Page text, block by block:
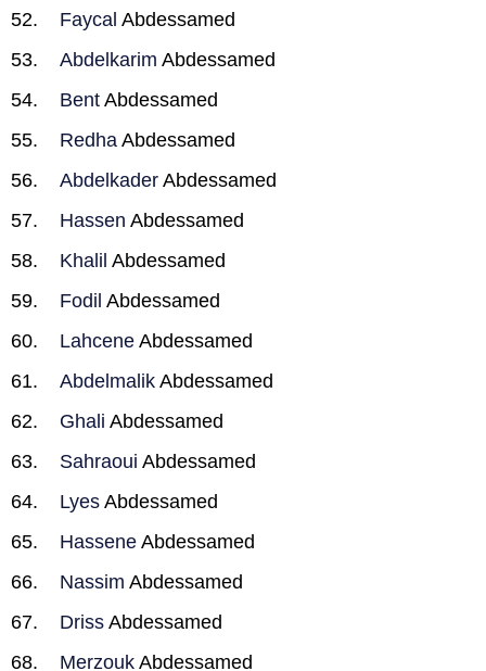
Faycal Abdessamed
Abdelkarim Abdessamed
Bent Abdessamed
Redha Abdessamed
Abdelkader Abdessamed
Hassen Abdessamed
Khalil Abdessamed
Fodil Abdessamed
Lahcene Abdessamed
Abdelmalik Abdessamed
Ghali Abdessamed
Sahraoui Abdessamed
Lyes Abdessamed
Hassene Abdessamed
Nassim Abdessamed
Driss Abdessamed
Merzouk Abdessamed